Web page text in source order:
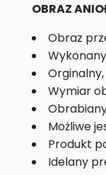
OBRAZ
Obraz
Wykonany
Orginalny,
Wymiar
Możliwe
Produkt
Idelany